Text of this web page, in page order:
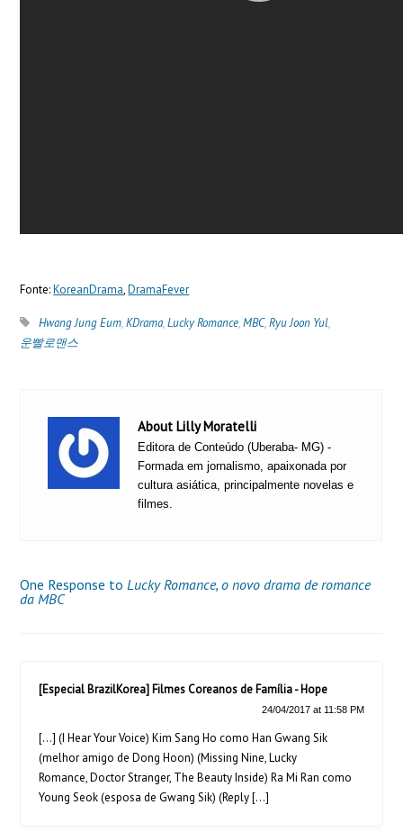
Fonte:KoreanDrama,DramaFever
Hwang Jung Eum,KDrama,Lucky Romance,MBC,Ryu Joon Yul,
운빨로맨스
About Lilly Moratelli
Editora de Conteúdo (Uberaba- MG) -
Formada em jornalismo, apaixonada por
cultura asiática, principalmente novelas e
filmes.
One Response toLucky Romance, o novo drama de romance
da MBC
[Especial BrazilKorea] Filmes Coreanos de Família - Hope
24/04/2017 at 11:58 PM
[…] (I Hear Your Voice) Kim Sang Ho como Han Gwang Sik
(melhor amigo de Dong Hoon) (Missing Nine, Lucky
Romance, Doctor Stranger, The Beauty Inside) Ra Mi Ran como
Young Seok (esposa de Gwang Sik) (Reply […]